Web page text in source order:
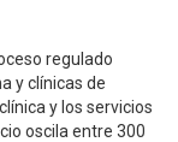
regulado
y clínicas de
y los servicios
oscila entre 300